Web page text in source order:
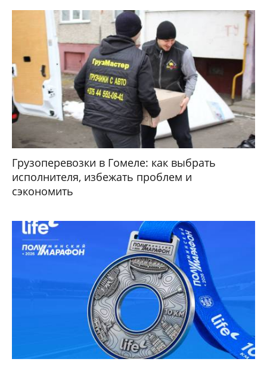
Грузоперевозки в Гомеле: как выбрать
исполнителя, избежать проблем и
сэкономить